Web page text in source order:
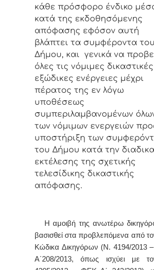
κάθε πρόσφορο ένδικο
κατά της εκδοθησόμενης
απόφασης εφόσον αυτή
βλάπτει τα συμφέροντα του
Δήμου, και γενικά να
όλες τις νόμιμες
εξώδικες ενέργειες μέχρι
πέρατος της εν λόγω
υποθέσεως
συμπεριλαμβανομένων
των νόμιμων ενεργειών
υποστήριξη των
του Δήμου κατά την
εκτέλεσης της σχετικής
τελεσίδικης δικαστικής
απόφασης.
Η αμοιβή της ανωτέρω
βασισθεί στα προβλεπόμενα από
Κώδικα Δικηγόρων (Ν. 4194/2013
Α΄208/2013, όπως ισχύει με